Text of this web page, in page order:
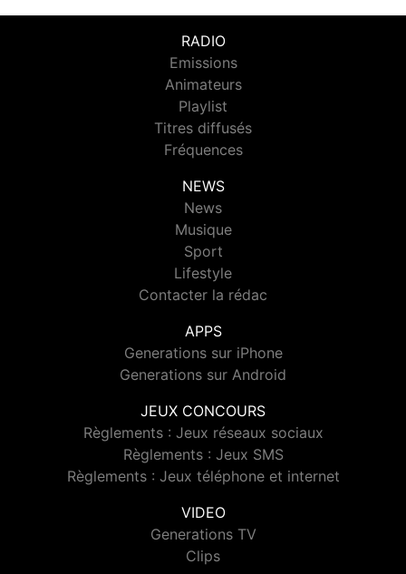
RADIO
Emissions
Animateurs
Playlist
Titres diffusés
Fréquences
NEWS
News
Musique
Sport
Lifestyle
Contacter la rédac
APPS
Generations sur iPhone
Generations sur Android
JEUX CONCOURS
Règlements : Jeux réseaux sociaux
Règlements : Jeux SMS
Règlements : Jeux téléphone et internet
VIDEO
Generations TV
Clips